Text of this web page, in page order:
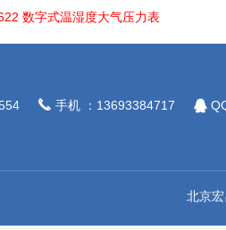
数字式温湿度大气压力表
 手机 ：13693384717 
北京